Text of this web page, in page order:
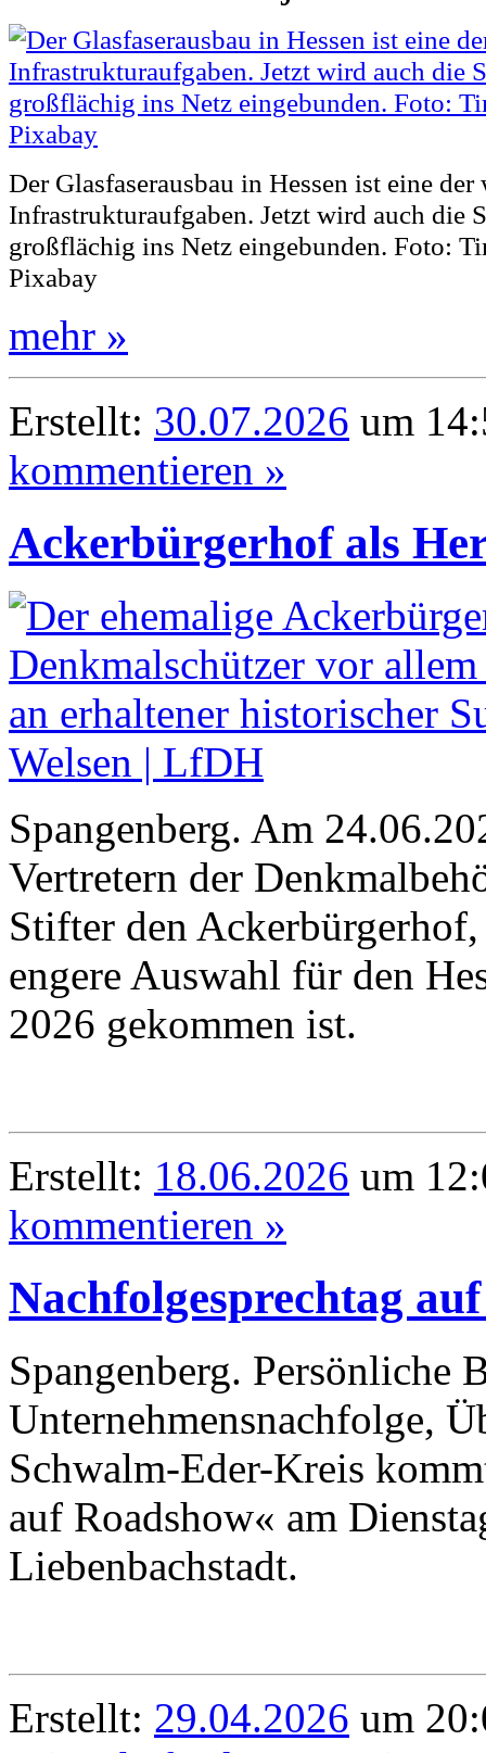
Der Glasfaserausbau in Hessen ist eine
Infrastrukturaufgaben. Jetzt wird auch die
großflächig ins Netz eingebunden. Foto:
Pixabay
mehr »
Erstellt: 30.07.2026 um
kommentieren »
Ackerbürgerhof als
Spangenberg. Am
Vertretern der
Stifter den
engere Auswahl für den
2026 gekommen ist.
Erstellt: 18.06.2026 um
kommentieren »
Nachfolgesprechtag
Spangenberg. Persönliche
Unternehmensnachfolge,
Schwalm-Eder-Kreis
auf Roadshow« am
Liebenbachstadt.
Erstellt: 29.04.2026 um